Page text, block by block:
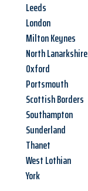
Leeds
London
Milton Keynes
North Lanarkshire
Oxford
Portsmouth
Scottish Borders
Southampton
Sunderland
Thanet
West Lothian
York